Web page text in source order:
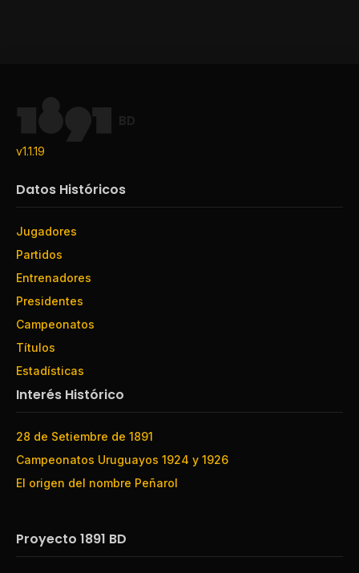
BD
v1.1.19
Datos Históricos
Jugadores
Partidos
Entrenadores
Presidentes
Campeonatos
Títulos
Estadísticas
Interés Histórico
28 de Setiembre de 1891
Campeonatos Uruguayos 1924 y 1926
El origen del nombre Peñarol
Proyecto 1891 BD